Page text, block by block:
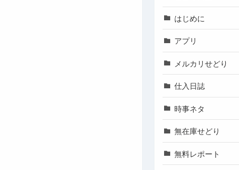
はじめに
アプリ
メルカリせどり
仕入日誌
時事ネタ
無在庫せどり
無料レポート